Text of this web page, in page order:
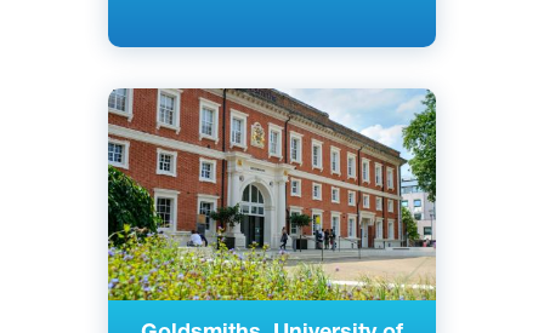
Английский
Лондон, Великобритания
Государственный